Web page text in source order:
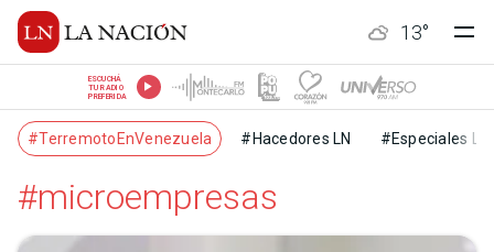
13°
ESCUCHÁ
TU RADIO
PREFERIDA
#TerremotoEnVenezuela #Hacedores LN #Especiales LN
#microempresas